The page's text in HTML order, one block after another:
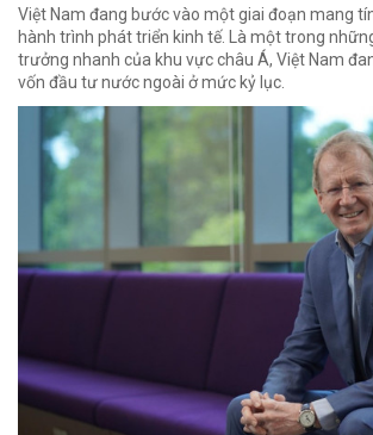
Việt Nam đang bước vào một giai đoạn mang
hành trình phát triển kinh tế. Là một trong
trưởng nhanh của khu vực châu Á, Việt Nam
vốn đầu tư nước ngoài ở mức kỷ lục.